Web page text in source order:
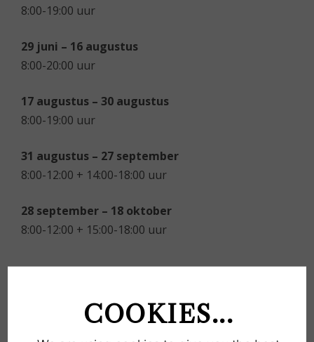
8:00-19:00 uur
29 juni – 16 augustus
8:00-20:00 uur
17 augustus – 30 augustus
8:00-19:00 uur
31 augustus – 27 september
8:00-12:00 + 14:00-18:00 uur
28 september – 18 oktober
8:00-12:00 + 15:00-18:00 uur
BUITEN DE OPENINGSTIJDEN:
COOKIES...